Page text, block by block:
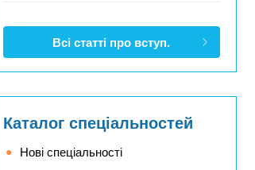
Всі статті про вступ.
Каталог спеціальностей
Нові спеціальності